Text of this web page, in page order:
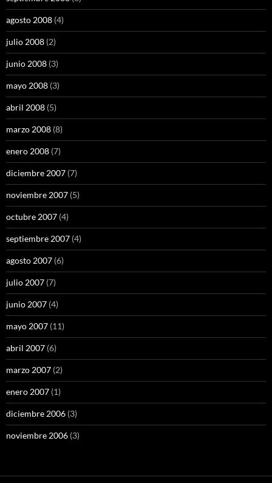
agosto 2008 (4)
julio 2008 (2)
junio 2008 (3)
mayo 2008 (3)
abril 2008 (5)
marzo 2008 (8)
enero 2008 (7)
diciembre 2007 (7)
noviembre 2007 (5)
octubre 2007 (4)
septiembre 2007 (4)
agosto 2007 (6)
julio 2007 (7)
junio 2007 (4)
mayo 2007 (11)
abril 2007 (6)
marzo 2007 (2)
enero 2007 (1)
diciembre 2006 (3)
noviembre 2006 (3)